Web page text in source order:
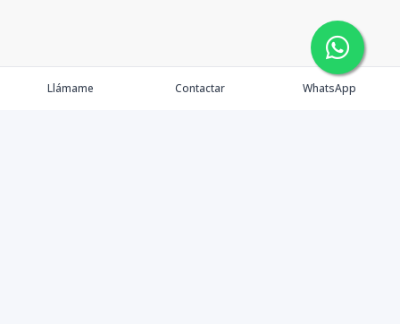
Llámame Contactar WhatsApp